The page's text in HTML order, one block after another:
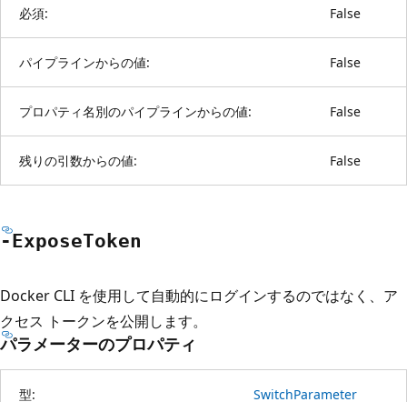
必須: False
パイプラインからの値: False
プロパティ名別のパイプラインからの値: False
残りの引数からの値: False
-ExposeToken
Docker CLI を使用して自動的にログインするのではなく、ア
クセス トークンを公開します。
パラメーターのプロパティ
型: SwitchParameter